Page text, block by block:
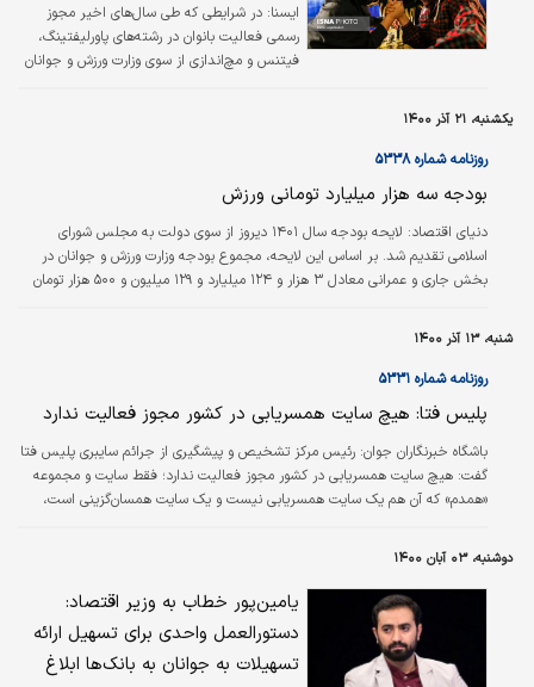
ایسنا: در شرایطی که طی سال‌های اخیر مجوز
رسمی فعالیت بانوان در رشته‌های پاورلیفتینگ،
فیتنس و مچ‌اندازی از سوی وزارت ورزش و جوانان
یکشنبه، ۲۱ آذر ۱۴۰۰
روزنامه شماره ۵۳۳۸
بودجه سه هزار میلیارد تومانی ورزش
دنياي اقتصاد:
لایحه بودجه سال ۱۴۰۱ دیروز از سوی دولت به مجلس شورای
اسلامی تقدیم شد. بر اساس این لایحه، مجموع بودجه وزارت ورزش و جوانان در
بخش جاری و عمرانی معادل ۳ هزار و ۱۲۴ میلیارد و ۱۲۹ میلیون و ۵۰۰ هزار تومان
شنبه، ۱۳ آذر ۱۴۰۰
روزنامه شماره ۵۳۳۱
پلیس فتا: هیچ سایت همسریابی در کشور مجوز فعالیت ندارد
باشگاه خبرنگاران جوان: رئیس مرکز تشخیص و پیشگیری از جرائم سایبری پلیس فتا
گفت: هیچ سایت همسریابی در کشور مجوز فعالیت ندارد؛ فقط سایت و مجموعه
«همدم» که آن هم یک سایت همسریابی نیست و یک سایت همسان‌‌گزینی است،
دوشنبه، ۰۳ آبان ۱۴۰۰
یامین‌پور خطاب به وزیر اقتصاد:
دستورالعمل واحدی برای تسهیل ارائه
تسهیلات به جوانان به بانک‌ها ابلاغ